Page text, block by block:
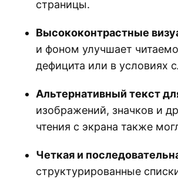
страницы.
Высококонтрастные
и фоном улучшает
дефицита или в условиях
Альтернативный текст
изображений, значков и
чтения с экрана также
Четкая и
структурированные